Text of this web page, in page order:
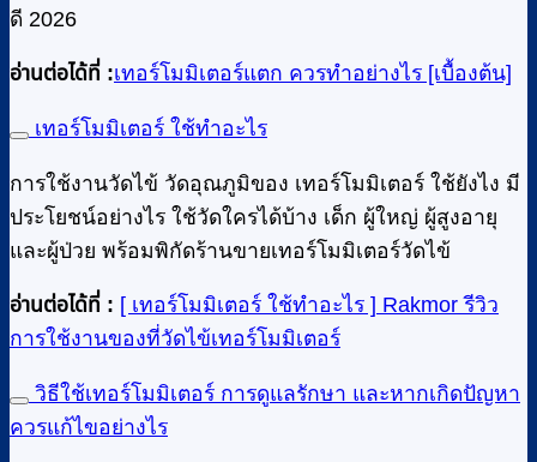
ดี 2026
อ่านต่อได้ที่ :เทอร์โมมิเตอร์แตก ควรทําอย่างไร [เบื้องต้น]
เทอร์โมมิเตอร์ ใช้ทําอะไร
การใช้งานวัดไข้ วัดอุณภูมิของ เทอร์โมมิเตอร์ ใช้ยังไง มี
ประโยชน์อย่างไร ใช้วัดใครได้บ้าง เด็ก ผู้ใหญ่ ผู้สูงอายุ
และผู้ป่วย พร้อมพิกัดร้านขายเทอร์โมมิเตอร์วัดไข้
อ่านต่อได้ที่ : [ เทอร์โมมิเตอร์ ใช้ทําอะไร ] Rakmor รีวิว
การใช้งานของที่วัดไข้เทอร์โมมิเตอร์
วิธีใช้เทอร์โมมิเตอร์ การดูแลรักษา และหากเกิดปัญหา
ควรแก้ไขอย่างไร